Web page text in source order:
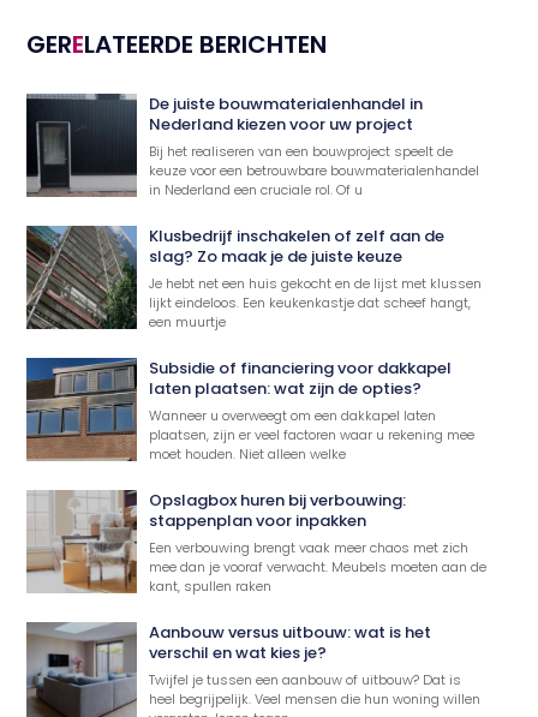
GERELATEERDE BERICHTEN
De juiste bouwmaterialenhandel in
Nederland kiezen voor uw project
Bij het realiseren van een bouwproject speelt de
keuze voor een betrouwbare bouwmaterialenhandel
in Nederland een cruciale rol. Of u
Klusbedrijf inschakelen of zelf aan de
slag? Zo maak je de juiste keuze
Je hebt net een huis gekocht en de lijst met klussen
lijkt eindeloos. Een keukenkastje dat scheef hangt,
een muurtje
Subsidie of financiering voor dakkapel
laten plaatsen: wat zijn de opties?
Wanneer u overweegt om een dakkapel laten
plaatsen, zijn er veel factoren waar u rekening mee
moet houden. Niet alleen welke
Opslagbox huren bij verbouwing:
stappenplan voor inpakken
Een verbouwing brengt vaak meer chaos met zich
mee dan je vooraf verwacht. Meubels moeten aan de
kant, spullen raken
Aanbouw versus uitbouw: wat is het
verschil en wat kies je?
Twijfel je tussen een aanbouw of uitbouw? Dat is
heel begrijpelijk. Veel mensen die hun woning willen